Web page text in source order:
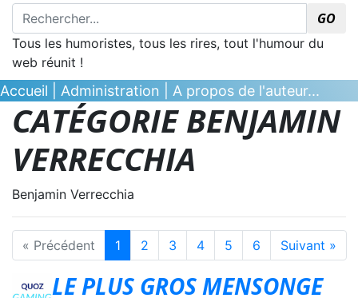
GO
Tous les humoristes, tous les rires, tout l'humour du
web réunit !
Accueil Administration A propos de l'auteur...
CATÉGORIE BENJAMIN
VERRECCHIA
Benjamin Verrecchia
« Précédent 1 2 3 4 5 6 Suivant »
LE PLUS GROS MENSONGE